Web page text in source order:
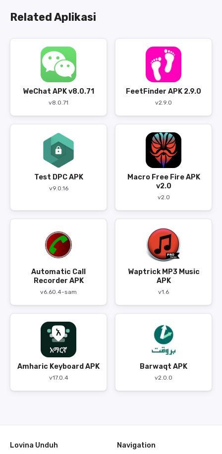
Related Aplikasi
WeChat APK v8.0.71
v8.0.71
FeetFinder APK 2.9.0
v2.9.0
Test DPC APK
v9.0.16
Macro Free Fire APK
v2.0
v2.0
Automatic Call
Recorder APK
v6.60.4-sam
Waptrick MP3 Music
APK
v1.6
Amharic Keyboard APK
v17.0.4
Barwaqt APK
v2.0.0
Lovina Unduh Navigation